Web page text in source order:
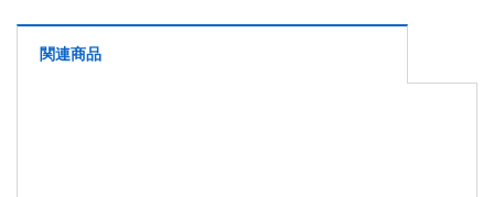
関連商品